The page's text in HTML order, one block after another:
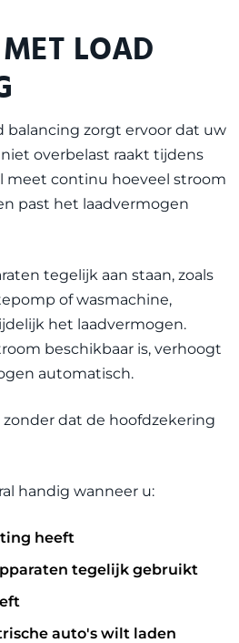
LOAD
balancing zorgt ervoor dat uw
overbelast raakt tijdens
meet continu hoeveel stroom
past het laadvermogen
tegelijk aan staan, zoals
of wasmachine,
het laadvermogen.
beschikbaar is, verhoogt
automatisch.
dat de hoofdzekering
handig wanneer u:
heeft
tegelijk gebruikt
auto's wilt laden